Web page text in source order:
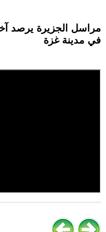
مراسل الجزيرة يرصد
في مدينة غزة